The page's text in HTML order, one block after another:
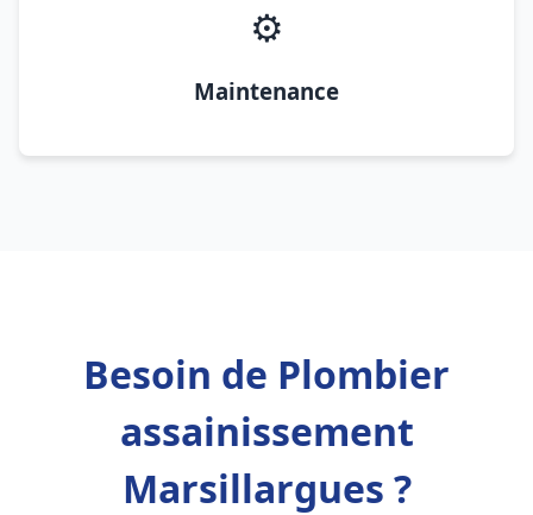
⚙️
Maintenance
Besoin de Plombier
assainissement
Marsillargues ?